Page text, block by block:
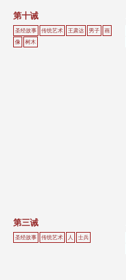
第十诫
圣经故事 传统艺术 王肃达 男子
画
像
树木
第三诫
圣经故事 传统艺术 人 士兵